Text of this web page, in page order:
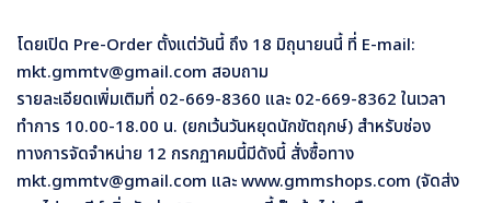
โดยเปิด Pre-Order ตั้งแต่วันนี้ ถึง 18 มิถุนายนนี้ ที่ E-mail:
mkt.gmmtv@gmail.com สอบถาม
รายละเอียดเพิ่มเติมที่ 02-669-8360 และ 02-669-8362 ในเวลา
ทำการ 10.00-18.00 น. (ยกเว้นวันหยุดนักขัตฤกษ์) สำหรับช่อง
ทางการจัดจำหน่าย 12 กรกฏาคมนี้มีดังนี้ สั่งซื้อทาง
mkt.gmmtv@gmail.com และ www.gmmshops.com (จัดส่ง